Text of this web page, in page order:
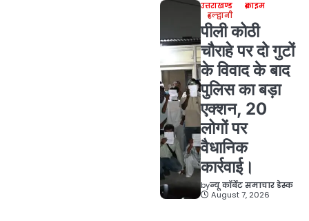
उत्तराखण्ड
क्राइम
हल्द्वानी
पीली कोठी
चौराहे पर दो गुटों
के विवाद के बाद
पुलिस का बड़ा
एक्शन, 20
लोगों पर
वैधानिक
कार्रवाई।
byन्यू कॉर्बेट समाचार डेस्क
August 7, 2026